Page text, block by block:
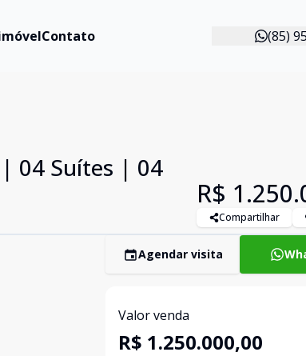
Contato (85)
04 Suítes | 04
R$
Compartilhar
Agendar visita
Valor venda
R$ 1.250.000,00